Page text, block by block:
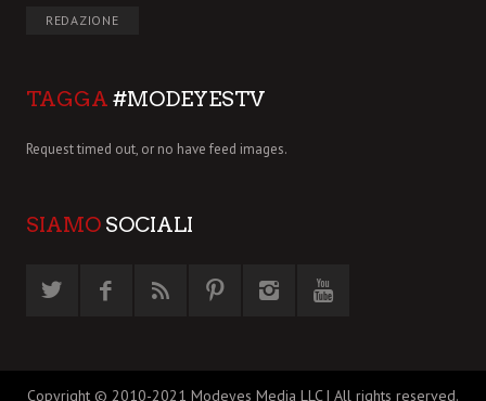
REDAZIONE
TAGGA #MODEYESTV
Request timed out, or no have feed images.
SIAMO SOCIALI
Copyright © 2010-2021 Modeyes Media LLC | All rights reserved.